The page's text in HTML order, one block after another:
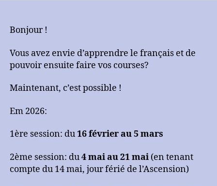
Bonjour !
Vous avez envie d’apprendre le français et de
pouvoir ensuite faire vos courses?
Maintenant, c’est possible !
Em 2026:
1ère session: du16 février au 5 mars
2ème session: du4 mai au 21 mai (en tenant
compte du 14 mai, jour férié de l’Ascension)